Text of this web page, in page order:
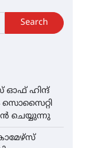
Search
ഓഫ് ഹിന്ദ്
സൊസൈറ്റി
ചെയ്യുന്നു